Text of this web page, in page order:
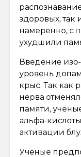
здоровых, так
намеренно, с
ухудшили
Введение
уровень
крыс. Так как
нерва
памяти,
альфа-
активации
Учёные